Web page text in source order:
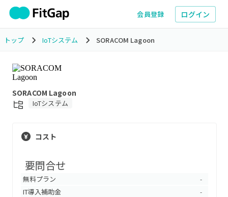
会員登録 ログイン
トップ IoTシステム SORACOM Lagoon
SORACOM Lagoon
IoTシステム
コスト
要問合せ
無料プラン -
IT導入補助金 -